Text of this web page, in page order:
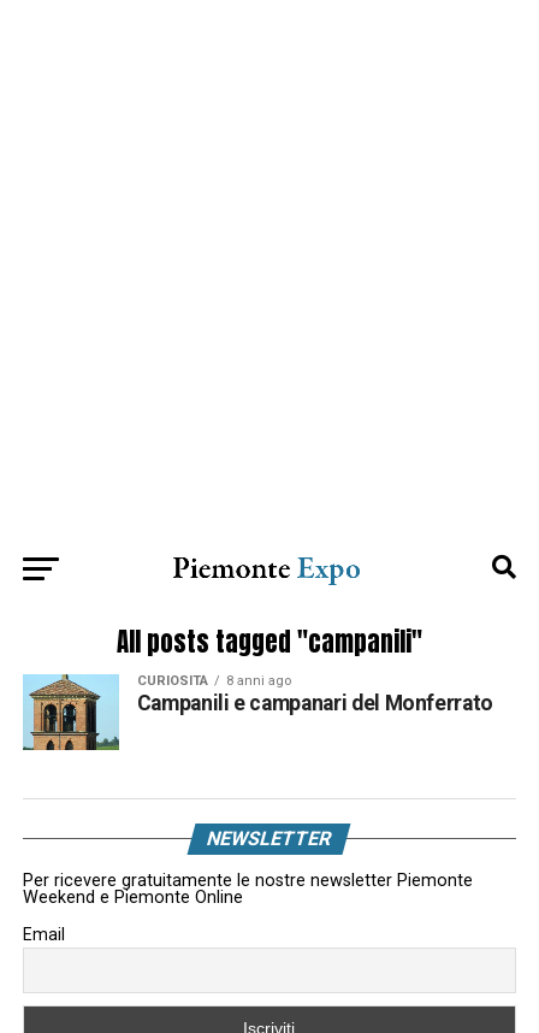
All posts tagged "campanili"
CURIOSITÀ 8 anni ago
Campanili e campanari del Monferrato
NEWSLETTER
Per ricevere gratuitamente le nostre newsletter Piemonte
Weekend e Piemonte Online
Email